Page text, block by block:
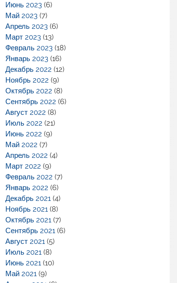
Июнь 2023 (6)
Май 2023 (7)
Апрель 2023 (6)
Март 2023 (13)
Февраль 2023 (18)
Январь 2023 (16)
Декабрь 2022 (12)
Ноябрь 2022 (9)
Октябрь 2022 (8)
Сентябрь 2022 (6)
Август 2022 (8)
Июль 2022 (21)
Июнь 2022 (9)
Май 2022 (7)
Апрель 2022 (4)
Март 2022 (9)
Февраль 2022 (7)
Январь 2022 (6)
Декабрь 2021 (4)
Ноябрь 2021 (8)
Октябрь 2021 (7)
Сентябрь 2021 (6)
Август 2021 (5)
Июль 2021 (8)
Июнь 2021 (10)
Май 2021 (9)